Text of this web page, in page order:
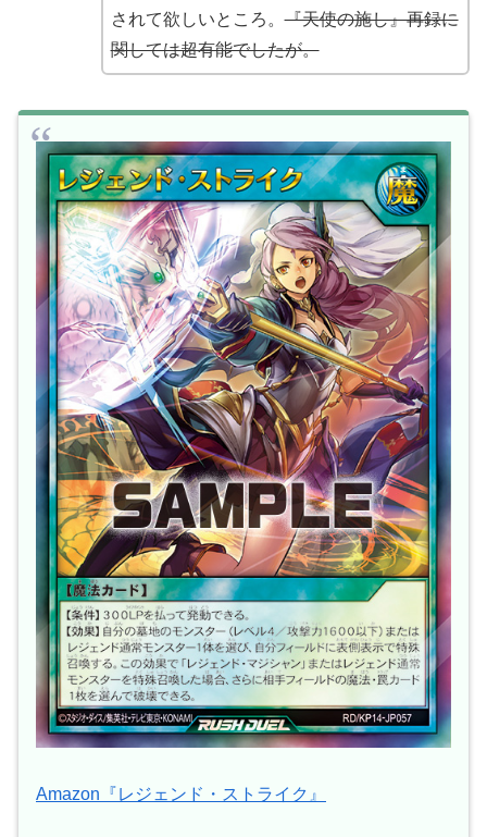
されて欲しいところ。『天使の施し』再録に
関しては超有能でしたが。
Amazon『レジェンド・ストライク』